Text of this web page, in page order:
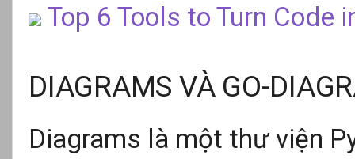
Top 6 Tools to Turn Code
DIAGRAMS VÀ GO-
Diagrams là một thư viện